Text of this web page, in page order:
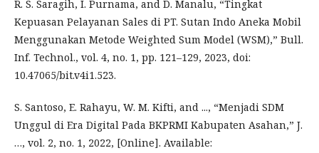
R. S. Saragih, I. Purnama, and D. Manalu, “Tingkat
Kepuasan Pelayanan Sales di PT. Sutan Indo Aneka Mobil
Menggunakan Metode Weighted Sum Model (WSM),” Bull.
Inf. Technol., vol. 4, no. 1, pp. 121–129, 2023, doi:
10.47065/bit.v4i1.523.
S. Santoso, E. Rahayu, W. M. Kifti, and ..., “Menjadi SDM
Unggul di Era Digital Pada BKPRMI Kabupaten Asahan,” J.
…, vol. 2, no. 1, 2022, [Online]. Available: